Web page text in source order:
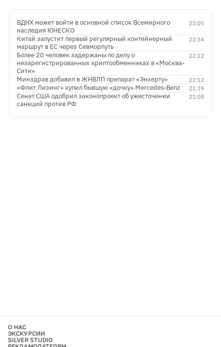
23:05
ВДНХ может войти в основной список Всемирного
наследия ЮНЕСКО
22:34
Китай запустит первый регулярный контейнерный
маршрут в ЕС через Севморпуть
22:12
Более 20 человек задержаны по делу о
незарегистрированных криптообменниках в «Москва-
Сити»
22:12
Минздрав добавил в ЖНВЛП препарат «Энхерту»
21:39
«Флит Лизинг» купил бывшую «дочку» Mercedes-Benz
21:08
Сенат США одобрил законопроект об ужесточении
санкций против РФ
О НАС
ЭКСКУРСИИ
SILVER STUDIO